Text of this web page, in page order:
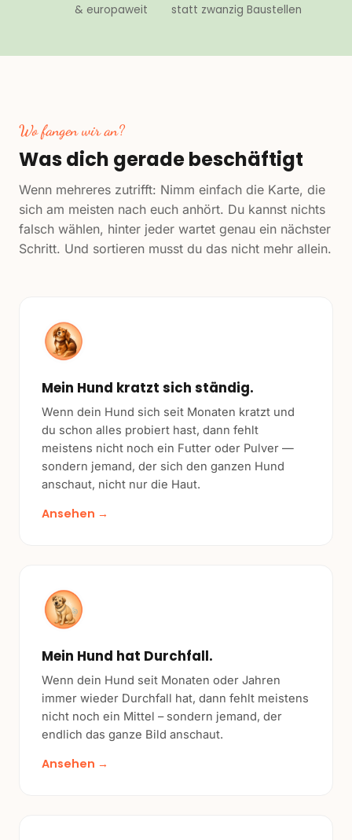
& europaweit statt zwanzig Baustellen
Wo fangen wir an?
Was dich gerade beschäftigt
Wenn mehreres zutrifft: Nimm einfach die Karte, die
sich am meisten nach euch anhört. Du kannst nichts
falsch wählen, hinter jeder wartet genau ein nächster
Schritt. Und sortieren musst du das nicht mehr allein.
Mein Hund kratzt sich ständig.
Wenn dein Hund sich seit Monaten kratzt und
du schon alles probiert hast, dann fehlt
meistens nicht noch ein Futter oder Pulver —
sondern jemand, der sich den ganzen Hund
anschaut, nicht nur die Haut.
Ansehen →
Mein Hund hat Durchfall.
Wenn dein Hund seit Monaten oder Jahren
immer wieder Durchfall hat, dann fehlt meistens
nicht noch ein Mittel – sondern jemand, der
endlich das ganze Bild anschaut.
Ansehen →